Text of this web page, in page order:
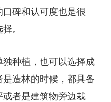
碑和认可度也是很
。
种植，也可以选择成
造林的时候，都具备
者是建筑物旁边栽